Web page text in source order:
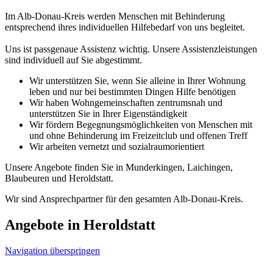
Im Alb-Donau-Kreis werden Menschen mit Behinderung
entsprechend ihres individuellen Hilfebedarf von uns begleitet.
Uns ist passgenaue Assistenz wichtig. Unsere Assistenzleistungen
sind individuell auf Sie abgestimmt.
Wir unterstützen Sie, wenn Sie alleine in Ihrer Wohnung
leben und nur bei bestimmten Dingen Hilfe benötigen
Wir haben Wohngemeinschaften zentrumsnah und
unterstützen Sie in Ihrer Eigenständigkeit
Wir fördern Begegnungsmöglichkeiten von Menschen mit
und ohne Behinderung im Freizeitclub und offenen Treff
Wir arbeiten vernetzt und sozialraumorientiert
Unsere Angebote finden Sie in Munderkingen, Laichingen,
Blaubeuren und Heroldstatt.
Wir sind Ansprechpartner für den gesamten Alb-Donau-Kreis.
Angebote in Heroldstatt
Navigation überspringen